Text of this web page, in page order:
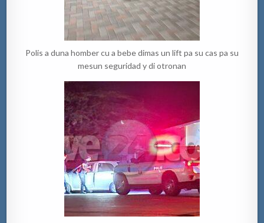
Polis a duna homber cu a bebe dimas un lift pa su cas pa su
mesun seguridad y di otronan